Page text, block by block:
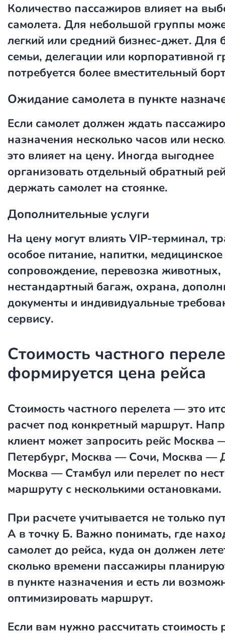
Количество пассажиров влияет на
самолета. Для небольшой группы
легкий или средний бизнес-джет. Для
семьи, делегации или корпоративной
потребуется более вместительный
Ожидание самолета в пункте
Если самолет должен ждать
назначения несколько часов или
это влияет на цену. Иногда выгоднее
организовать отдельный обратный
держать самолет на стоянке.
Дополнительные услуги
На цену могут влиять VIP-терминал,
особое питание, напитки, медицинское
сопровождение, перевозка животных,
нестандартный багаж, охрана,
документы и индивидуальные
сервису.
Стоимость частного
формируется цена рейса
Стоимость частного перелета — это
расчет под конкретный маршрут.
клиент может запросить рейс Москва
Петербург, Москва — Сочи, Москва —
Москва — Стамбул или перелет по
маршруту с несколькими остановками.
При расчете учитывается не только
А в точку Б. Важно понимать, где
самолет до рейса, куда он должен
сколько времени пассажиры
в пункте назначения и есть ли
оптимизировать маршрут.
Если вам нужно рассчитать стоимость